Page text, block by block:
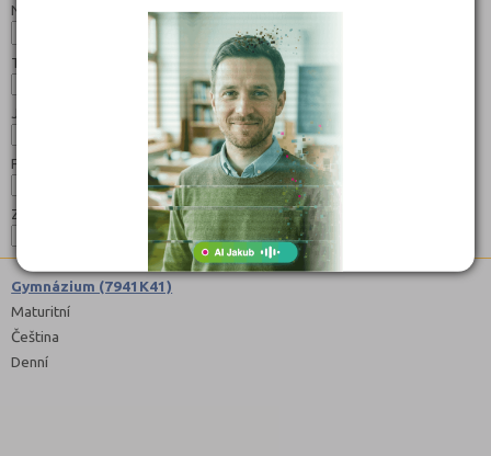
Název:
Typ:
Jazyk:
Forma:
Zaměření:
Gymnázium (7941K41)
Maturitní
Čeština
Denní